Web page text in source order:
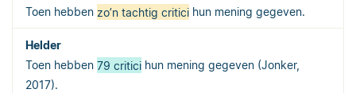
Toen hebben zo’n tachtig critici hun mening gegeven.
Toen hebben 79 critici hun mening gegeven (Jonker,
2017).